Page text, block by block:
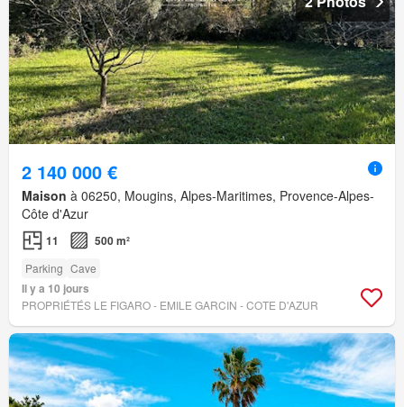
2 140 000 €
Maison à 06250, Mougins, Alpes-Maritimes, Provence-Alpes-
Côte d'Azur
11 500 m²
Parking Cave
Il y a 10 jours
PROPRIÉTÉS LE FIGARO - EMILE GARCIN - COTE D'AZUR